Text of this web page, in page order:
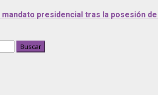
presidencial tras la posesión